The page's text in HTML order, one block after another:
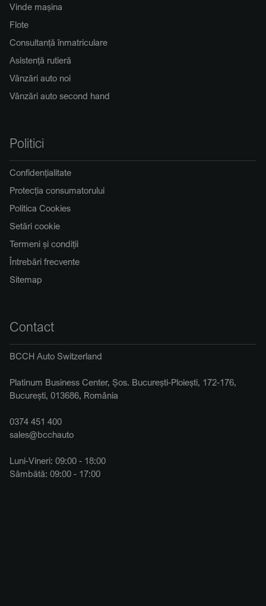
Vinde mașina
Flote
Consultanță înmatriculare
Asistență rutieră
Vânzări auto noi
Vânzări auto second hand
Politici
Confidențialitate
Protecția consumatorului
Politica Cookies
Setări cookie
Termeni și condiții
Întrebări frecvente
Sitemap
Contact
BCCH Auto Switzerland
Platinum Business Center, Șos. București-Ploiești, 172-176,
București, 013686, România
0374 451 400
sales@bcchauto
Luni-Vineri: 09:00 - 18:00
Sâmbătă: 09:00 - 17:00